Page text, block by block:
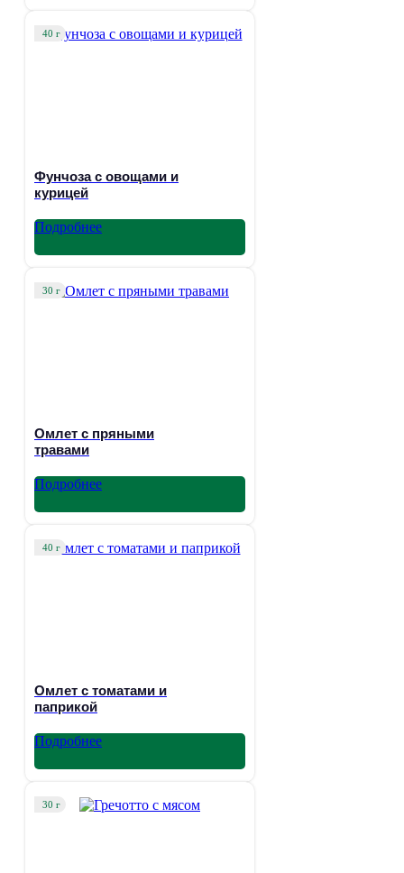
40 г
Фунчоза с овощами и
курицей
Подробнее
30 г
Омлет с пряными
травами
Подробнее
40 г
Омлет с томатами и
паприкой
Подробнее
30 г